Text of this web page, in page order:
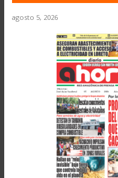
agosto 5, 2026